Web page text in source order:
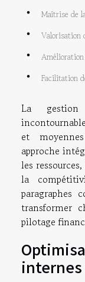
Maîtrise de
Valorisation
Facilitation
La
et
approche
les
la
paragraphes
transformer
pilotage
internes